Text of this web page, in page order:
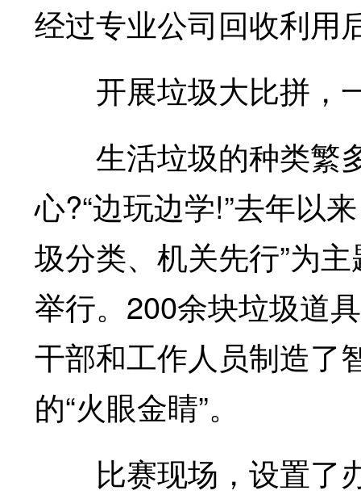
经过专业公司回收利用
开展垃圾大比拼，一
生活垃圾的种类繁
心?“边玩边学!”去年以
圾分类、机关先行”为
举行。200余块垃圾道
干部和工作人员制造了
的“火眼金睛”。
比赛现场，设置了